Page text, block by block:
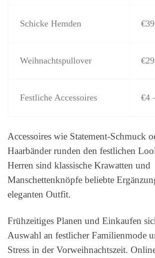
Schicke Hemden
Weihnachtspullover
Festliche Accessoires €4
Accessoires wie Statement-Schmuck
Haarbänder runden den festlichen
Herren sind klassische Krawatten und
Manschettenknöpfe beliebte
eleganten Outfit.
Frühzeitiges Planen und Einkaufen
Auswahl an festlicher Familienmode
Stress in der Vorweihnachtszeit.